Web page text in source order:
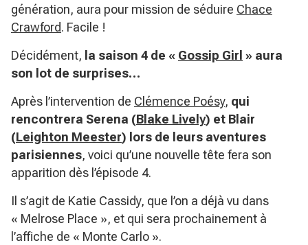
génération, aura pour mission de séduire Chace
Crawford. Facile !
Décidément, la saison 4 de « Gossip Girl » aura
son lot de surprises…
Après l’intervention de Clémence Poésy, qui
rencontrera Serena (Blake Lively) et Blair
(Leighton Meester) lors de leurs aventures
parisiennes, voici qu’une nouvelle tête fera son
apparition dès l’épisode 4.
Il s’agit de Katie Cassidy, que l’on a déjà vu dans
« Melrose Place », et qui sera prochainement à
l’affiche de « Monte Carlo ».